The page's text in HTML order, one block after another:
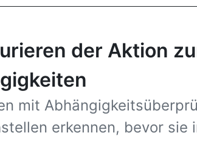
der Aktion
mit
erkennen, bevor sie